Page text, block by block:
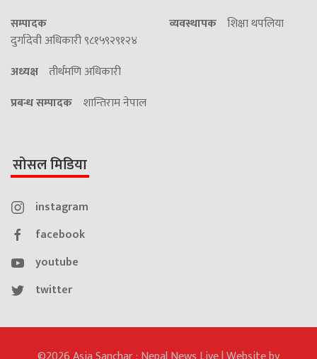
सम्पादक
दुर्गादेवी अधिकारी ९८१५९२९१२४
व्यवस्थापक शिक्षा थपलिया
अध्यक्ष तीर्थमणि अधिकारी
प्रबन्ध सम्पादक शान्तिराम नेपाल
सोसल मिडिया
instagram
facebook
youtube
twitter